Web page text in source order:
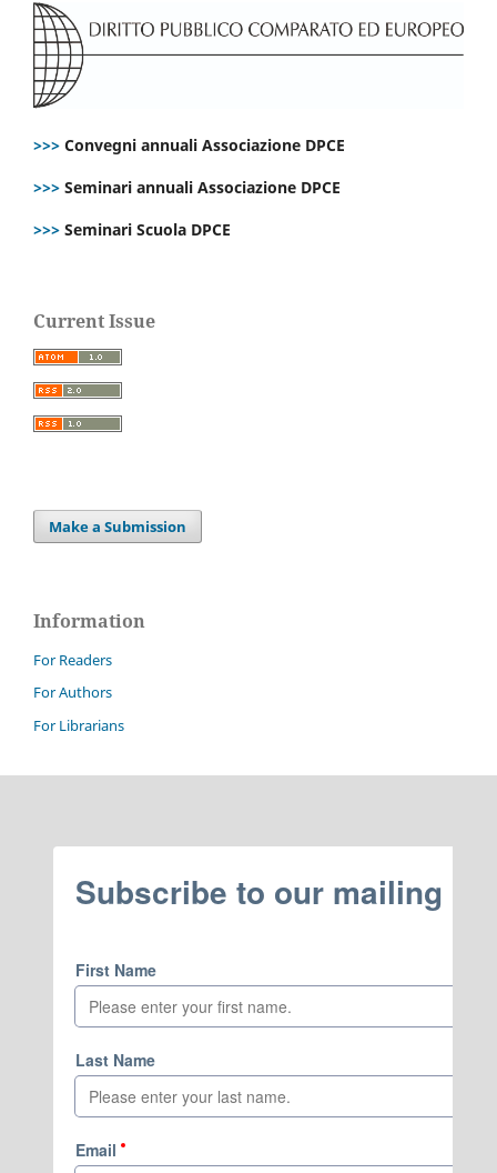
>>> Convegni annuali Associazione DPCE
>>> Seminari annuali Associazione DPCE
>>> Seminari Scuola DPCE
Current Issue
Make a Submission
Information
For Readers
For Authors
For Librarians